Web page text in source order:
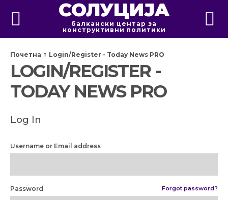
СОЛУЦИЈА
балкански центар за
конструктивни политики
Почетна Login/Register - Today News PRO
LOGIN/REGISTER -
TODAY NEWS PRO
Log In
Username or Email address
Password Forgot password?